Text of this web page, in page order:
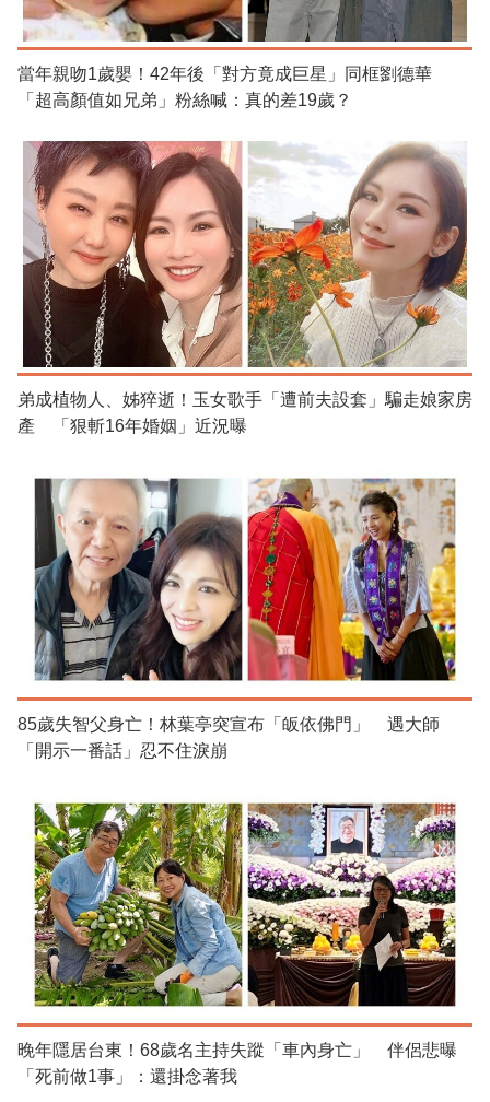
當年親吻1歲嬰！42年後「對方竟成巨星」同框劉德華
「超高顏值如兄弟」粉絲喊：真的差19歲？
弟成植物人、姊猝逝！玉女歌手「遭前夫設套」騙走娘家房
產 「狠斬16年婚姻」近況曝
85歲失智父身亡！林葉亭突宣布「皈依佛門」 遇大師
「開示一番話」忍不住淚崩
晚年隱居台東！68歲名主持失蹤「車內身亡」 伴侶悲曝
「死前做1事」：還掛念著我